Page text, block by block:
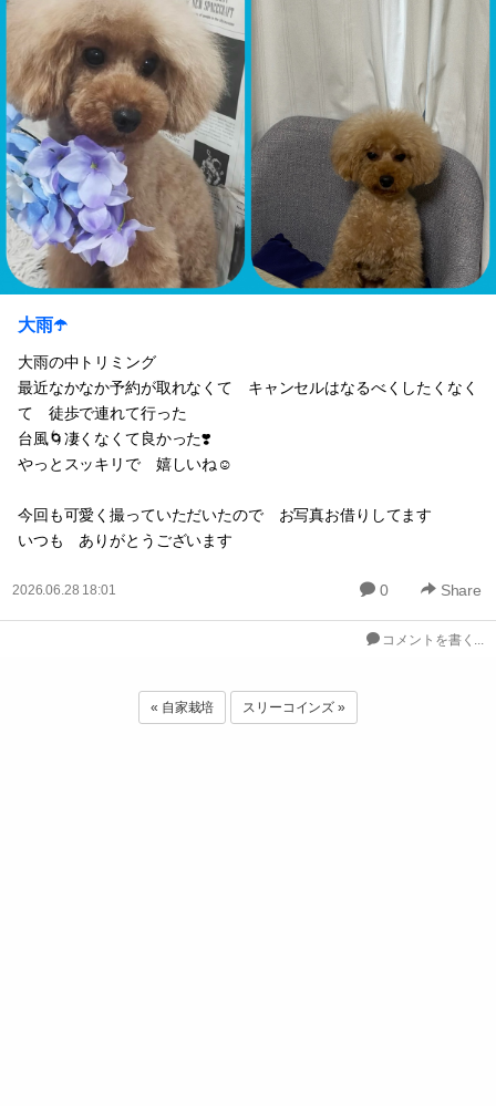
大雨☂️
大雨の中トリミング
最近なかなか予約が取れなくて キャンセルはなるべくしたくなく
て 徒歩で連れて行った
台風🌀凄くなくて良かった❣️
やっとスッキリで 嬉しいね☺️
今回も可愛く撮っていただいたので お写真お借りしてます
いつも ありがとうございます
2026.06.28 18:01 0 Share
コメントを書く...
« 自家栽培 スリーコインズ »